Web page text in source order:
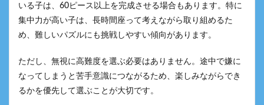
いる子は、60ピース以上を完成させる場合もあります。特に
集中力が高い子は、長時間座って考えながら取り組めるた
め、難しいパズルにも挑戦しやすい傾向があります。
ただし、無視に高難度を選ぶ必要はありません。途中で嫌に
なってしまうと苦手意識につながるため、楽しみながらでき
るかを優先して選ぶことが大切です。